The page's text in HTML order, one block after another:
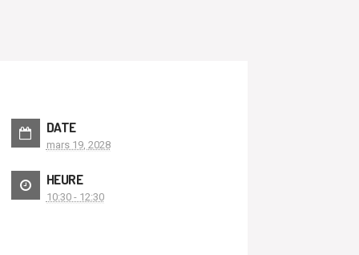
DATE
mars 19, 2028
HEURE
10:30 - 12:30